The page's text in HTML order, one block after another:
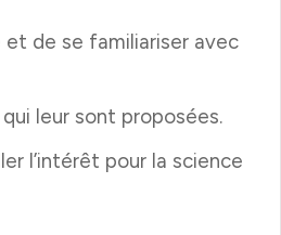
de se familiariser avec
leur sont proposées.
l’intérêt pour la science